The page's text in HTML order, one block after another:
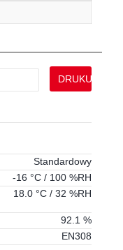
DRUKUJ
Standardowy
-16 °C / 100 %RH
18.0 °C / 32 %RH
92.1 %
EN308